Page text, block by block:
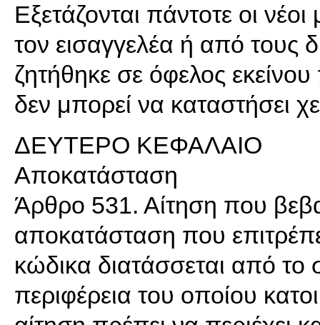
Εξετάζονται πάντοτε οι
τον εισαγγελέα ή από τους
ζητήθηκε σε όφελος
δεν μπορεί να καταστήσει
ΔΕΥΤΕΡΟ ΚΕΦΑΛΑΙΟ
Αποκατάσταση
Άρθρο 531. Αίτηση που
αποκατάσταση που
κώδικα διατάσσεται από
περιφέρεια του οποίου